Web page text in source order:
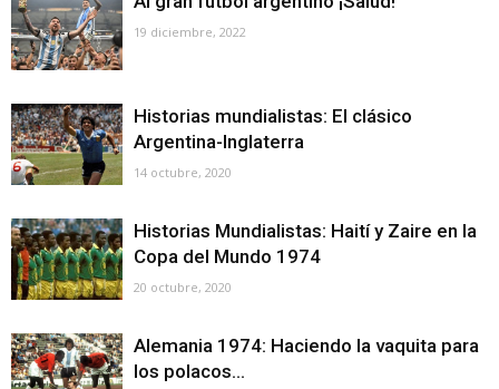
19 diciembre, 2022
Historias mundialistas: El clásico
Argentina-Inglaterra
14 octubre, 2020
Historias Mundialistas: Haití y Zaire en la
Copa del Mundo 1974
20 octubre, 2020
Alemania 1974: Haciendo la vaquita para
los polacos…